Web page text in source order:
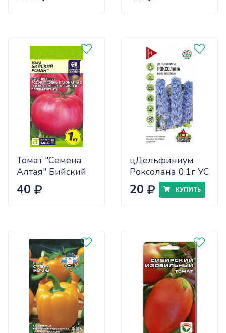
Томат "Семена
Алтая" Бийский
Розан 0,05
40
цДельфиниум
Роксолана 0,1г УС
20 КУПИТЬ